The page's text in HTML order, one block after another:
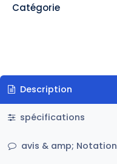
Catégorie
Description
spécifications
avis & amp; Notation